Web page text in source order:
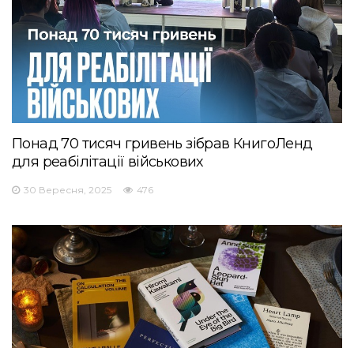
Понад 70 тисяч гривень зібрав КнигоЛенд
для реабілітації військових
30 Вересня, 2025 476